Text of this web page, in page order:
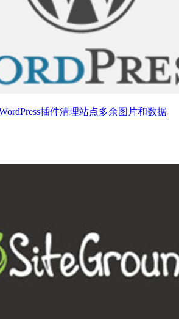
插件清理站点多余图片和数据